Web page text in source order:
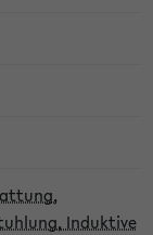
Induktive